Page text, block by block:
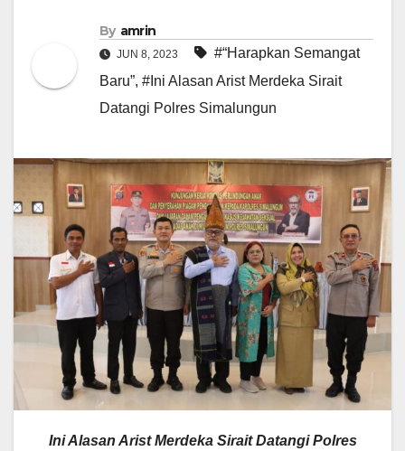
By amrin
JUN 8, 2023
#“Harapkan Semangat
Baru”, #Ini Alasan Arist Merdeka Sirait
Datangi Polres Simalungun
Ini Alasan Arist Merdeka Sirait Datangi Polres